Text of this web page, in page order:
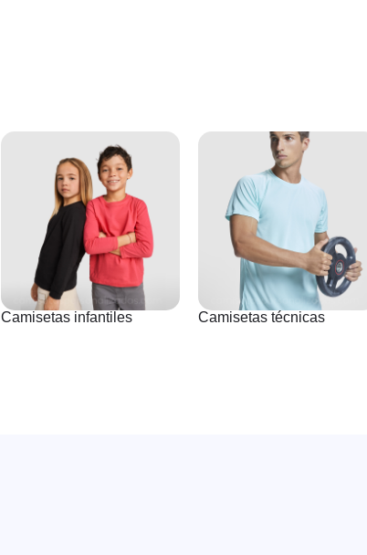
Camisetas infantiles Camisetas técnicas